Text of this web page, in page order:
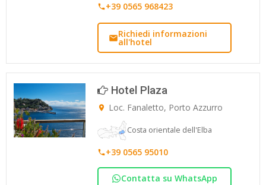
+39 0565 968423
Richiedi informazioni
all'hotel
Hotel Plaza
Loc. Fanaletto, Porto Azzurro
Costa orientale dell'Elba
+39 0565 95010
Contatta su WhatsApp